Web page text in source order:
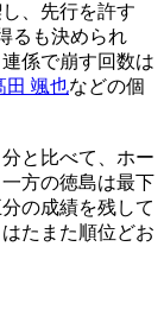
、先行を許す
るも決められ
係で崩す回数は
田 颯也などの個
と比べて、ホー
方の徳島は最下
の成績を残して
たまた順位どお